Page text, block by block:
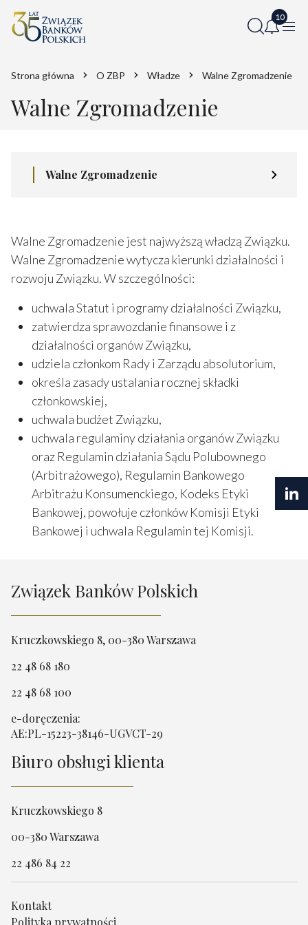
Strona główna O ZBP Władze Walne Zgromadzenie
Walne Zgromadzenie
Walne Zgromadzenie
Walne Zgromadzenie jest najwyższą władzą Związku.
Walne Zgromadzenie wytycza kierunki działalności i
rozwoju Związku. W szczególności:
uchwala Statut i programy działalności Związku,
zatwierdza sprawozdanie finansowe i z
działalności organów Związku,
udziela członkom Rady i Zarządu absolutorium,
określa zasady ustalania rocznej składki
członkowskiej,
uchwala budżet Związku,
uchwala regulaminy działania organów Związku
oraz Regulamin działania Sądu Polubownego
(Arbitrażowego), Regulamin Bankowego
Arbitrażu Konsumenckiego, Kodeks Etyki
Bankowej, powołuje członków Komisji Etyki
Bankowej i uchwala Regulamin tej Komisji.
Związek Banków Polskich
Kruczkowskiego 8, 00-380 Warszawa
22 48 68 180
22 48 68 100
e-doręczenia:
AE:PL-15223-38146-UGVCT-29
Biuro obsługi klienta
Kruczkowskiego 8
00-380 Warszawa
22 486 84 22
Kontakt
Polityka prywatności